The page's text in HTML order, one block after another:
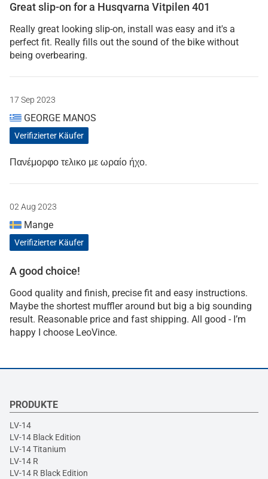
Great slip-on for a Husqvarna Vitpilen 401
Really great looking slip-on, install was easy and it's a
perfect fit. Really fills out the sound of the bike without
being overbearing.
17 Sep 2023
GEORGE MANOS
Verifizierter Käufer
Πανέμορφο τελικο με ωραίο ήχο.
02 Aug 2023
Mange
Verifizierter Käufer
A good choice!
Good quality and finish, precise fit and easy instructions.
Maybe the shortest muffler around but big a big sounding
result. Reasonable price and fast shipping. All good - I’m
happy I choose LeoVince.
PRODUKTE
LV-14
LV-14 Black Edition
LV-14 Titanium
LV-14 R
LV-14 R Black Edition